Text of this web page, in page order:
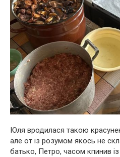
Юля вродилася такою
але от із розумом якось не
батько, Петро, часом кпинив із